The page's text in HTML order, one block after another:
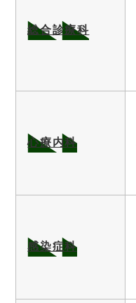
総合診療科
心療内科
感染症科